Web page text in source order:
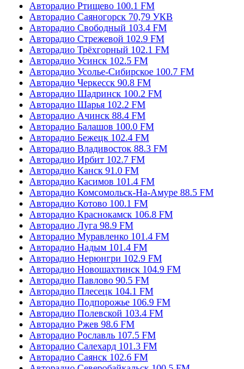
Авторадио Ртищево 100.1 FM
Авторадио Саяногорск 70,79 УКВ
Авторадио Свободный 103.4 FM
Авторадио Стрежевой 102.9 FM
Авторадио Трёхгорный 102.1 FM
Авторадио Усинск 102.5 FM
Авторадио Усолье-Сибирское 100.7 FM
Авторадио Черкесск 90.8 FM
Авторадио Шадринск 100.2 FM
Авторадио Шарья 102.2 FM
Авторадио Ачинск 88.4 FM
Авторадио Балашов 100.0 FM
Авторадио Бежецк 102.4 FM
Авторадио Владивосток 88.3 FM
Авторадио Ирбит 102.7 FM
Авторадио Канск 91.0 FM
Авторадио Касимов 101.4 FM
Авторадио Комсомольск-На-Амуре 88.5 FM
Авторадио Котово 100.1 FM
Авторадио Краснокамск 106.8 FM
Авторадио Луга 98.9 FM
Авторадио Муравленко 101.4 FM
Авторадио Надым 101.4 FM
Авторадио Нерюнгри 102.9 FM
Авторадио Новошахтинск 104.9 FM
Авторадио Павлово 90.5 FM
Авторадио Плесецк 104.1 FM
Авторадио Подпорожье 106.9 FM
Авторадио Полевской 103.4 FM
Авторадио Ржев 98.6 FM
Авторадио Рославль 107.5 FM
Авторадио Салехард 101.3 FM
Авторадио Саянск 102.6 FM